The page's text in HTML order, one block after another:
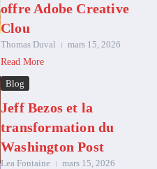
offre Adobe Creative
Clou
Thomas Duval
mars 15, 2026
Read More
Blog
Jeff Bezos et la
transformation du
Washington Post
Lea Fontaine
mars 15, 2026